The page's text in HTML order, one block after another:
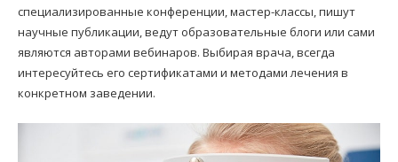
специализированные конференции, мастер-классы, пишут
научные публикации, ведут образовательные блоги или сами
являются авторами вебинаров. Выбирая врача, всегда
интересуйтесь его сертификатами и методами лечения в
конкретном заведении.